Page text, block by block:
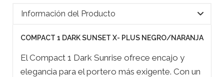
Información del Producto
COMPACT 1 DARK SUNSET X- PLUS NEGRO/NARANJA
El Compact 1 Dark Sunrise ofrece encajo y
elegancia para el portero más exigente. Con un